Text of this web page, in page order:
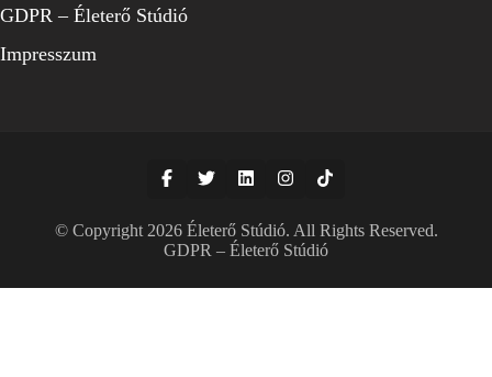
GDPR – Életerő Stúdió
Impresszum
© Copyright 2026 Életerő Stúdió. All Rights Reserved.
GDPR – Életerő Stúdió